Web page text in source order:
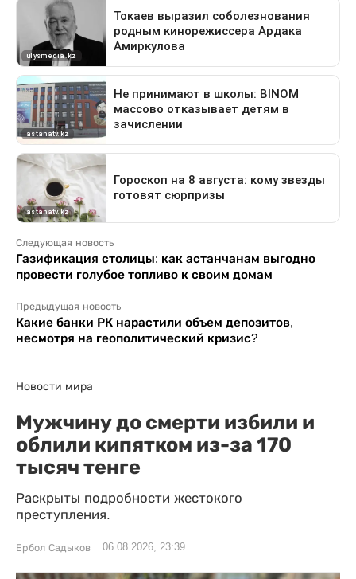
Следующая новость
Газификация столицы: как астанчанам выгодно
провести голубое топливо к своим домам
Предыдущая новость
Какие банки РК нарастили объем депозитов,
несмотря на геополитический кризис?
Новости мира
Мужчину до смерти избили и
облили кипятком из-за 170
тысяч тенге
Раскрыты подробности жестокого
преступления.
Ербол Садыков 06.08.2026, 23:39